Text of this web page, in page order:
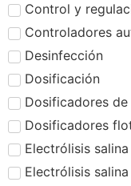
Control y
Controladores
Desinfección
Dosificación
Dosificadores
Dosificadores
Electrólisis salina
Electrólisis salina